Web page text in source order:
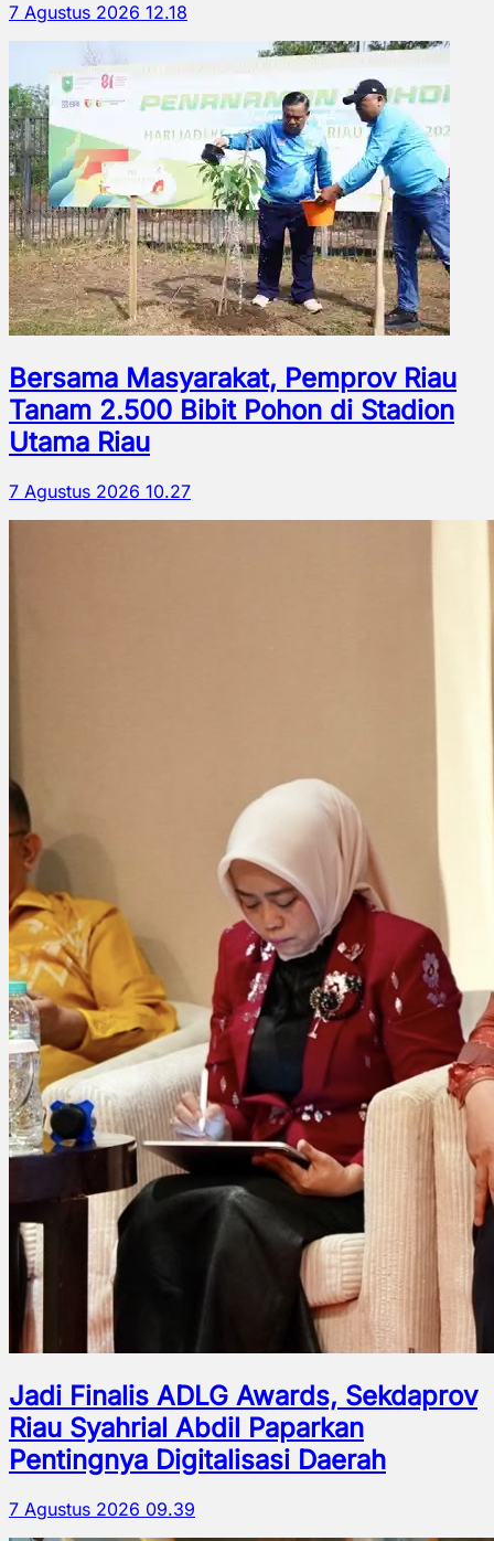
7 Agustus 2026 12.18
Bersama Masyarakat, Pemprov Riau
Tanam 2.500 Bibit Pohon di Stadion
Utama Riau
7 Agustus 2026 10.27
Jadi Finalis ADLG Awards, Sekdaprov
Riau Syahrial Abdil Paparkan
Pentingnya Digitalisasi Daerah
7 Agustus 2026 09.39